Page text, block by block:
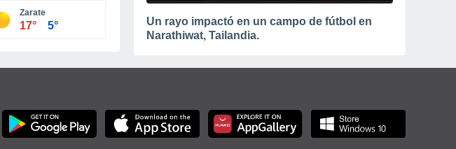
Zarate
17° 5°
Un rayo impactó en un campo de fútbol en
Narathiwat, Tailandia.